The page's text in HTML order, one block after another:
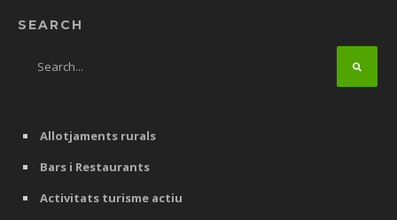
SEARCH
Allotjaments rurals
Bars i Restaurants
Activitats turisme actiu